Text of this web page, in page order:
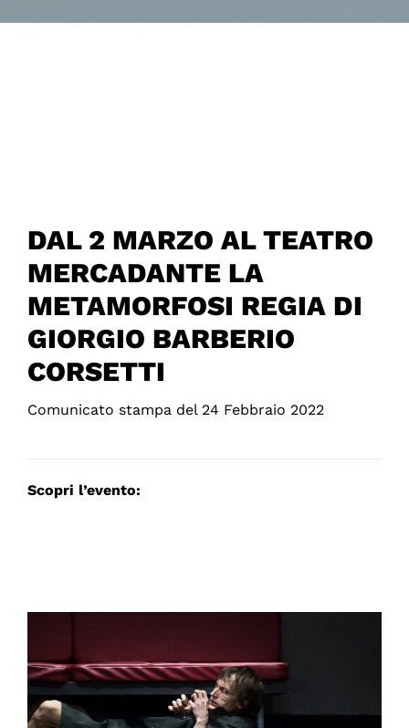
DAL 2 MARZO AL TEATRO
MERCADANTE LA
METAMORFOSI REGIA DI
GIORGIO BARBERIO
CORSETTI
Comunicato stampa del 24 Febbraio 2022
Scopri l’evento: